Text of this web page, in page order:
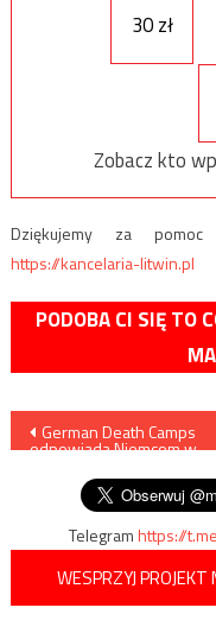
30 zł
Zobacz kto
Dziękujemy za
https://kancelaria-litwin.pl
PODOBA CI SIĘ TO
Nawigacja
wpisu
German Death Camps
odpowiada Niemcom w
Telegramhttps://
WESPRZYJ